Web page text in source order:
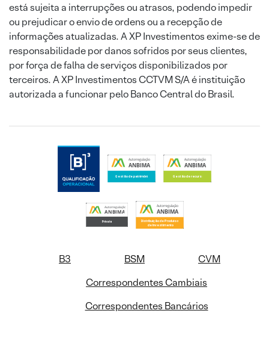
está sujeita a interrupções ou atrasos, podendo impedir
ou prejudicar o envio de ordens ou a recepção de
informações atualizadas. A XP Investimentos exime-se de
responsabilidade por danos sofridos por seus clientes,
por força de falha de serviços disponibilizados por
terceiros. A XP Investimentos CCTVM S/A é instituição
autorizada a funcionar pelo Banco Central do Brasil.
B3 BSM
CVM
Correspondentes Cambiais
Correspondentes Bancários